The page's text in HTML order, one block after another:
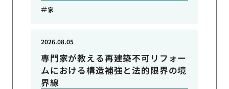
家
専門家が教える再建築不可リフォー
ムにおける構造補強と法的限界の境
界線
2026.08.05